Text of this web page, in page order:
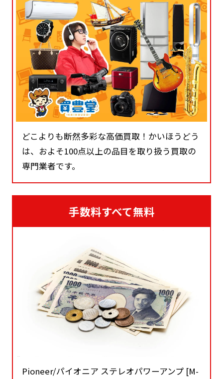
どこよりも断然多彩な高価買取！かいほうどう
は、およそ100点以上の品目を取り扱う買取の
専門業者です。
手数料すべて無料
Pioneer/パイオニア ステレオパワーアンプ [M-